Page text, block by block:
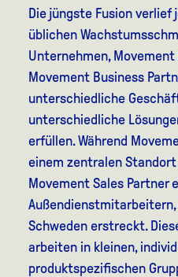
Die jüngste Fusion
üblichen
Unternehmen, Movement
Movement Business
unterschiedliche
unterschiedliche
erfüllen. Während
einem zentralen
Movement Sales Partner
Außendienstmitarbeitern,
Schweden erstreckt.
arbeiten in kleinen,
produktspezifischen